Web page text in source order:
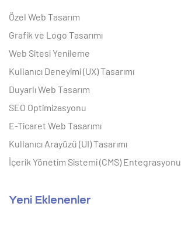
Özel Web Tasarım
Grafik ve Logo Tasarımı
Web Sitesi Yenileme
Kullanıcı Deneyimi (UX) Tasarımı
Duyarlı Web Tasarım
SEO Optimizasyonu
E-Ticaret Web Tasarımı
Kullanıcı Arayüzü (UI) Tasarımı
İçerik Yönetim Sistemi (CMS) Entegrasyonu
Yeni Eklenenler